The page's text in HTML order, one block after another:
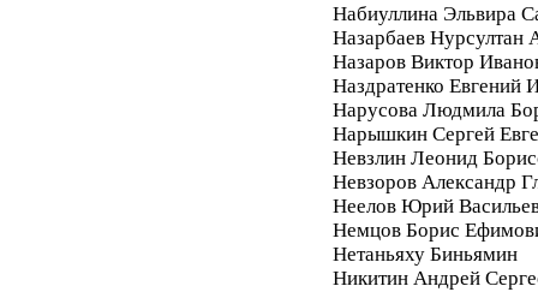
Набиуллина Эльвира
Назарбаев Нурсултан
Назаров Виктор
Наздратенко Евгений
Нарусова Людмила
Нарышкин Сергей
Невзлин Леонид
Невзоров Александр
Неелов Юрий
Немцов Борис
Нетаньяху Биньямин
Никитин Андрей